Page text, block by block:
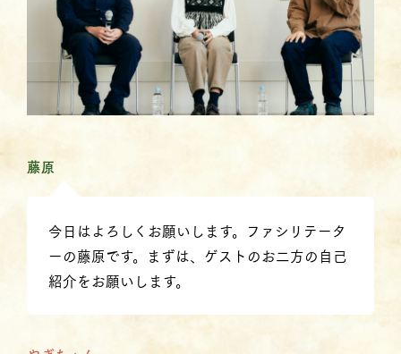
藤原
今日はよろしくお願いします。ファシリテータ
ーの藤原です。まずは、ゲストのお二方の自己
紹介をお願いします。